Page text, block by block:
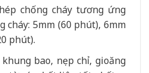
chống cháy tương ứng
cháy: 5mm (60 phút), 6mm
phút).
bao, nẹp chỉ, gioăng